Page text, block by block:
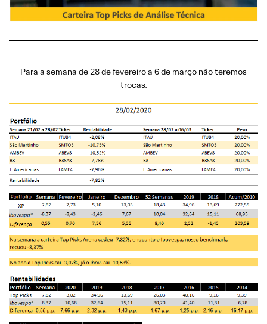
Para a semana de 28 de fevereiro a 6 de março não teremos
trocas.